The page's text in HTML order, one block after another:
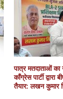
पात्र मतदाताओं
काँग्रेस पार्टी
तैयार: लखन कुमार